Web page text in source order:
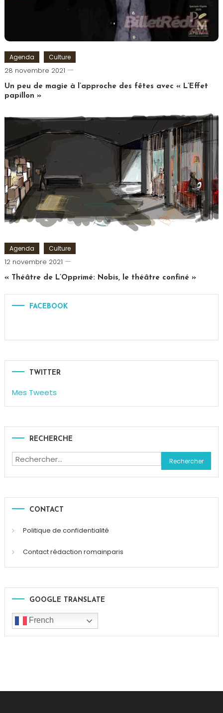
Agenda Culture
28 novembre 2021
Cédric
Cilia
Un peu de magie à l’approche des fêtes avec « L’Effet
papillon »
Comédie
Michel
L'Effet
Papillon,
Mentaliste
,
Théâtre
Agenda Culture
12 novembre 2021
Cédric
Cilia
« Théâtre de L’Opprimé: Nobis, le théâtre confiné »
FACEBOOK
TWITTER
Mes Tweets
RECHERCHE
Rechercher :
CONTACT
Politique de confidentialité
Contact rédaction romainparis
GOOGLE TRANSLATE
French